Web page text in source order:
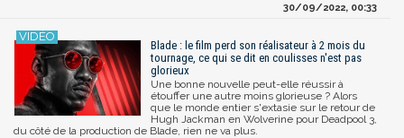
30/09/2022, 00:33
Blade : le film perd son réalisateur à 2 mois du
tournage, ce qui se dit en coulisses n'est pas
glorieux
Une bonne nouvelle peut-elle réussir à
étouffer une autre moins glorieuse ? Alors
que le monde entier s'extasie sur le retour de
Hugh Jackman en Wolverine pour Deadpool 3,
du côté de la production de Blade, rien ne va plus.